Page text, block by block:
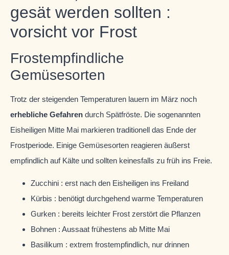
gesät werden sollten :
vorsicht vor Frost
Frostempfindliche
Gemüsesorten
Trotz der steigenden Temperaturen lauern im März noch
erhebliche Gefahren durch Spätfröste. Die sogenannten
Eisheiligen Mitte Mai markieren traditionell das Ende der
Frostperiode. Einige Gemüsesorten reagieren äußerst
empfindlich auf Kälte und sollten keinesfalls zu früh ins Freie.
Zucchini : erst nach den Eisheiligen ins Freiland
Kürbis : benötigt durchgehend warme Temperaturen
Gurken : bereits leichter Frost zerstört die Pflanzen
Bohnen : Aussaat frühestens ab Mitte Mai
Basilikum : extrem frostempfindlich, nur drinnen